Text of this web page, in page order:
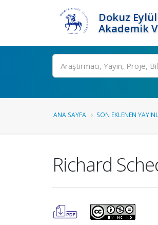
Dokuz
Akademik
Ara
ANA SAYFA SON EKLENEN
Richard